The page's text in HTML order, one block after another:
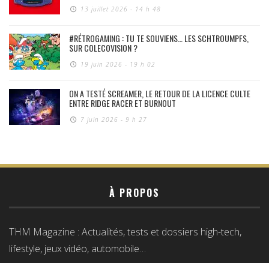
13 juillet 2026 - 14 h 48
#RÉTROGAMING : TU TE SOUVIENS… LES SCHTROUMPFS,
SUR COLECOVISION ?
19 juin 2026 - 19 h 02
ON A TESTÉ SCREAMER, LE RETOUR DE LA LICENCE CULTE
ENTRE RIDGE RACER ET BURNOUT
7 juin 2026 - 9 h 27
À PROPOS
THM Magazine : Actualités, tests et dossiers high-tech,
lifestyle, jeux vidéo, automobile…